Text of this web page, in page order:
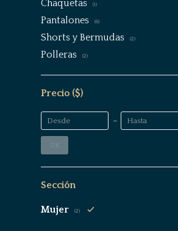
Chaquetas (1)
Pantalones (6)
Shorts y Bermudas (2)
Polleras (2)
Precio ($)
OK
Sección
Mujer (2)